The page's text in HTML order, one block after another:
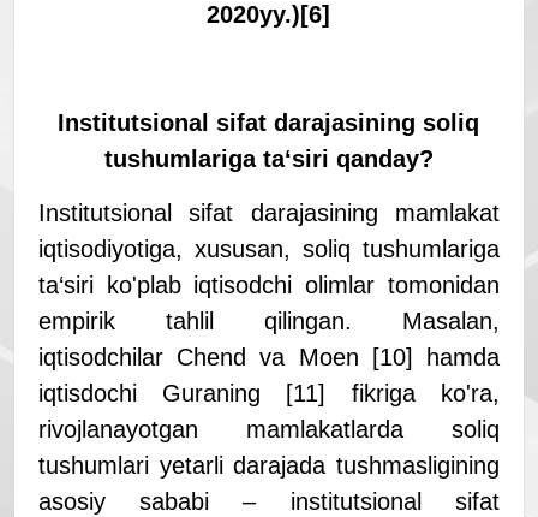
2020yy.)[6]
Institutsional sifat darajasining soliq
tushumlariga ta‘siri qanday?
Institutsional sifat darajasining mamlakat
iqtisodiyotiga, xususan, soliq tushumlariga
ta‘siri ko'plab iqtisodchi olimlar tomonidan
empirik tahlil qilingan. Masalan,
iqtisodchilar Chend va Moen [10] hamda
iqtisdochi Guraning [11] fikriga ko'ra,
rivojlanayotgan mamlakatlarda soliq
tushumlari yetarli darajada tushmasligining
asosiy sababi – institutsional sifat